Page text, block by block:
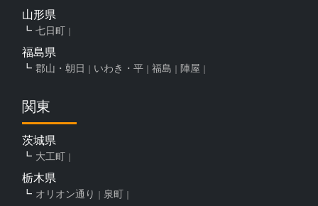
山形県
七日町
福島県
郡山・朝日 いわき・平 福島 陣屋
関東
茨城県
大工町
栃木県
オリオン通り 泉町